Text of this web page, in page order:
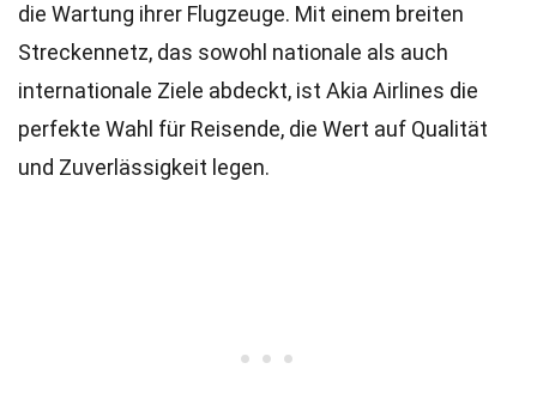
die Wartung ihrer Flugzeuge. Mit einem breiten
Streckennetz, das sowohl nationale als auch
internationale Ziele abdeckt, ist Akia Airlines die
perfekte Wahl für Reisende, die Wert auf Qualität
und Zuverlässigkeit legen.